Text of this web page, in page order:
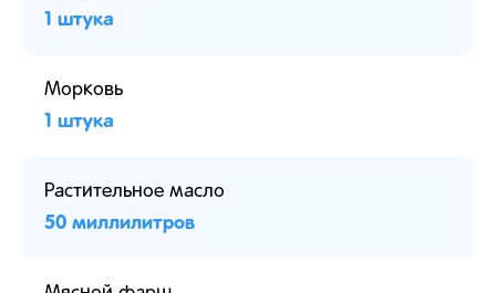
1 штука
Морковь
1 штука
Растительное масло
50 миллилитров